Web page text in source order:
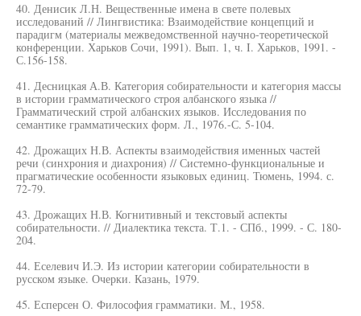
40. Денисик Л.Н. Вещественные имена в свете полевых
исследований // Лингвистика: Взаимодействие концепций и
парадигм (материалы межведомственной научно-теоретической
конференции. Харьков Сочи, 1991). Вып. 1, ч. I. Харьков, 1991. -
С.156-158.
41. Десницкая А.В. Категория собирательности и категория массы
в истории грамматического строя албанского языка //
Грамматический строй албанских языков. Исследования по
семантике грамматических форм. Л., 1976.-С. 5-104.
42. Дрожащих Н.В. Аспекты взаимодействия именных частей
речи (синхрония и диахрония) // Системно-функциональные и
прагматические особенности языковых единиц. Тюмень, 1994. с.
72-79.
43. Дрожащих Н.В. Когнитивный и текстовый аспекты
собирательности. // Диалектика текста. Т.1. - СПб., 1999. - С. 180-
204.
44. Еселевич И.Э. Из истории категории собирательности в
русском языке. Очерки. Казань, 1979.
45. Есперсен О. Философия грамматики. М., 1958.